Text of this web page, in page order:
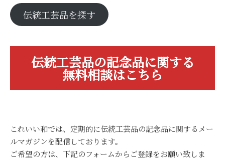
伝統工芸品を探す
伝統工芸品の記念品に関する
無料相談はこちら
これいい和では、定期的に伝統工芸品の記念品に関するメー
ルマガジンを配信しております。
ご希望の方は、下記のフォームからご登録をお願い致しま